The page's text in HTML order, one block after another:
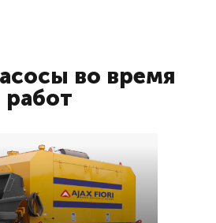
во время
работ